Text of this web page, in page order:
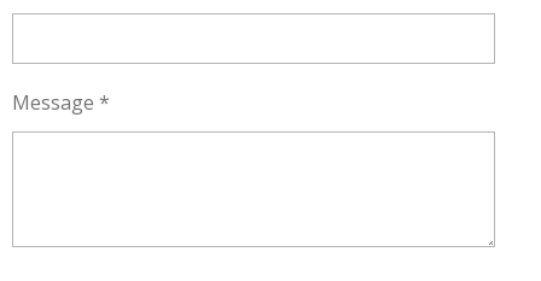
Message *